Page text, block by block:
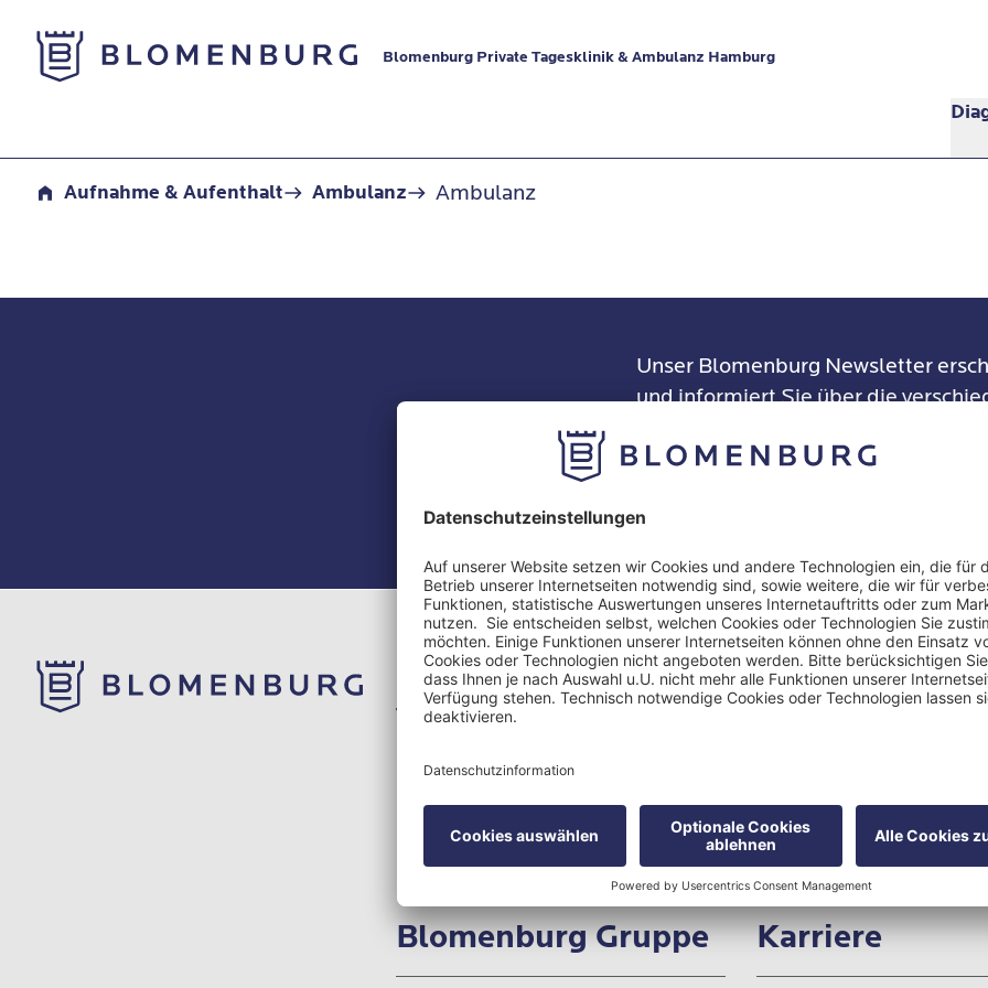
Zur Startseite
Blomenburg Private Tagesklinik & Ambulanz Hamburg
Aufnahme & Aufenthalt Ambulanz Ambulanz
Unser Blomenburg Newsletter
und informiert Sie über die
Stressfolgeerkrankungen, unsere
Standorte und Veranstaltungen.
Informationen praktisch
verpassen keine Neuigkeiten.
Blomenburg Private
Tagesklinik & Ambulanz
Tel.:+49 40 413
Blomenburg Gruppe Karriere